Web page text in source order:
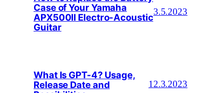
Case of Your Yamaha
APX500II Electro-Acoustic
Guitar
3.5.2023
What Is GPT-4? Usage,
Release Date and
12.3.2023